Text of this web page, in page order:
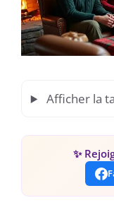
Afficher la
✨